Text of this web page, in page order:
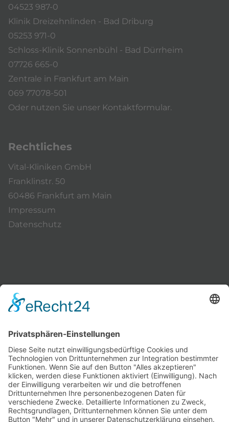
04523 987-0
Klinik Dreizehnlinden - Bad Driburg
05253 971-0
Schloss-Klinik Sonnenbühl - Bad Dürrheim
07726 665-0
Zentrale in Frankfurt am Main
069 77078-501
Oder nutzen Sie unser Kontaktformular.
Rechtliches
Vital-Kliniken GmbH
Franklinstr. 50
60486 Frankfurt am Main
Impressum
Datenschutz